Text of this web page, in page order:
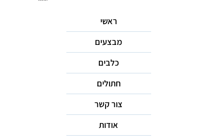
ראשי
מבצעים
כלבים
חתולים
צור קשר
אודות